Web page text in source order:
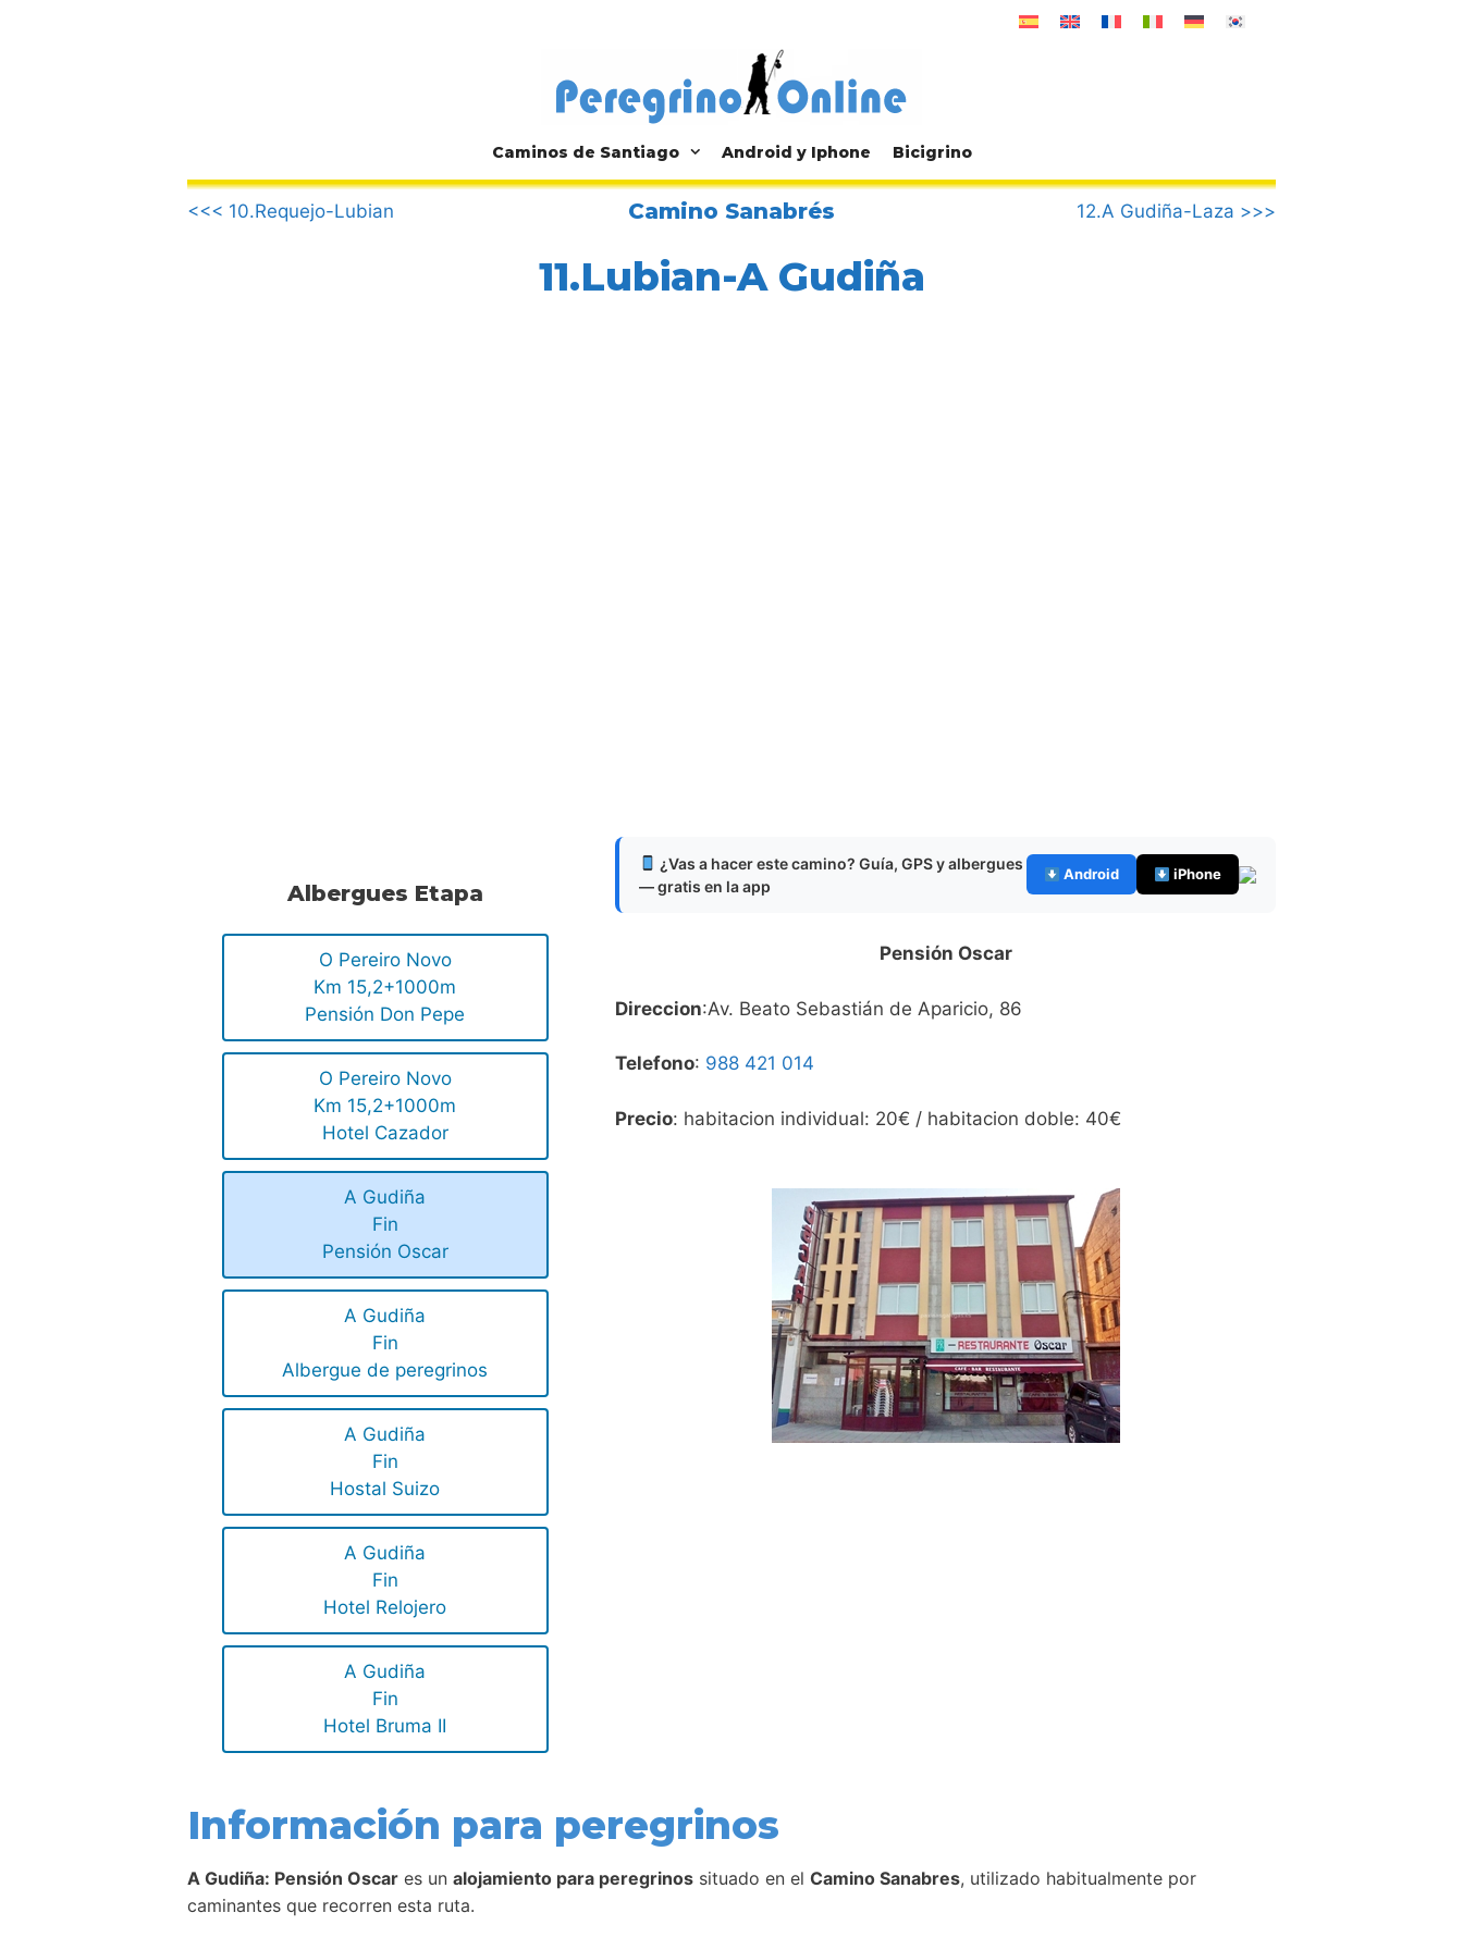
Caminos de Santiago Android y Iphone Bicigrino
.
<<< 10.Requejo-Lubian
Camino Sanabrés 12.A Gudiña-Laza >>>
11.Lubian-A Gudiña
Albergues Etapa
O Pereiro Novo
Km 15,2+1000m
Pensión Don Pepe
O Pereiro Novo
Km 15,2+1000m
Hotel Cazador
A Gudiña
Fin
Pensión Oscar
A Gudiña
Fin
Albergue de peregrinos
A Gudiña
Fin
Hostal Suizo
A Gudiña
Fin
Hotel Relojero
A Gudiña
Fin
Hotel Bruma II
¿Vas a hacer este camino? Guía, GPS y albergues
— gratis en la app
Android iPhone
Pensión Oscar
Direccion:Av. Beato Sebastián de Aparicio, 86
Telefono: 988 421 014
Precio: habitacion individual: 20€ / habitacion doble: 40€
Información para peregrinos
A Gudiña: Pensión Oscar es un alojamiento para peregrinos situado en el Camino Sanabres, utilizado habitualmente por
caminantes que recorren esta ruta.